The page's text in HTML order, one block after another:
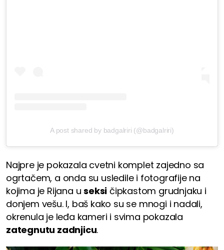
A post shared by badgalriri (@badgalriri)
Najpre je pokazala cvetni komplet zajedno sa
ogrtačem, a onda su usledile i fotografije na
kojima je Rijana useksi čipkastom grudnjaku i
donjem vešu. I, baš kako su se mnogi i nadali,
okrenula je leđa kameri i svima pokazala
zategnutu zadnjicu.